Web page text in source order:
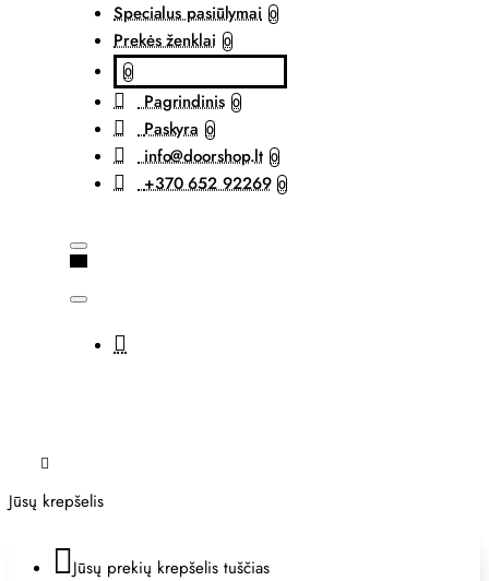
Specialus pasiūlymai 0
Prekės ženklai 0
0
Pagrindinis 0
Paskyra 0
info@doorshop.lt 0
+370 652 92269 0
Jūsų krepšelis
Jūsų prekių krepšelis tuščias